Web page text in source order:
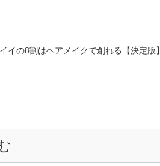
イの8割はヘアメイクで創れる【決定版】